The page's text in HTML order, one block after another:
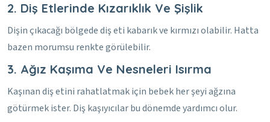
2. Diş Etlerinde Kızarıklık Ve Şişlik
Dişin çıkacağı bölgede diş eti kabarık ve kırmızı olabilir. Hatta
bazen morumsu renkte görülebilir.
3. Ağız Kaşıma Ve Nesneleri Isırma
Kaşınan diş etini rahatlatmak için bebek her şeyi ağzına
götürmek ister. Diş kaşıyıcılar bu dönemde yardımcı olur.